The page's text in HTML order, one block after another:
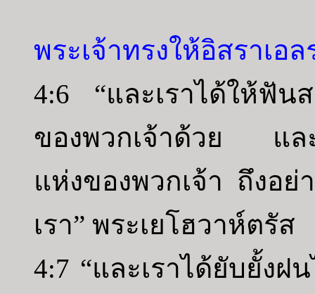
พระเจ้าทรงให้อิสราเอ
4:6 “และเราได้ให้ฟัน
ของพวกเจ้าด้วย แล
แห่งของพวกเจ้า ถึงอย่
เรา” พระเยโฮวาห์ตรัส
4:7 “และเราได้ยับยั้งฝ